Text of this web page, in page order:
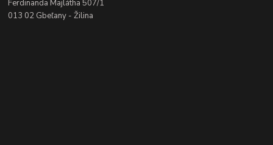
Ferdinanda Majlátha 507/1
013 02 Gbeľany - Žilina